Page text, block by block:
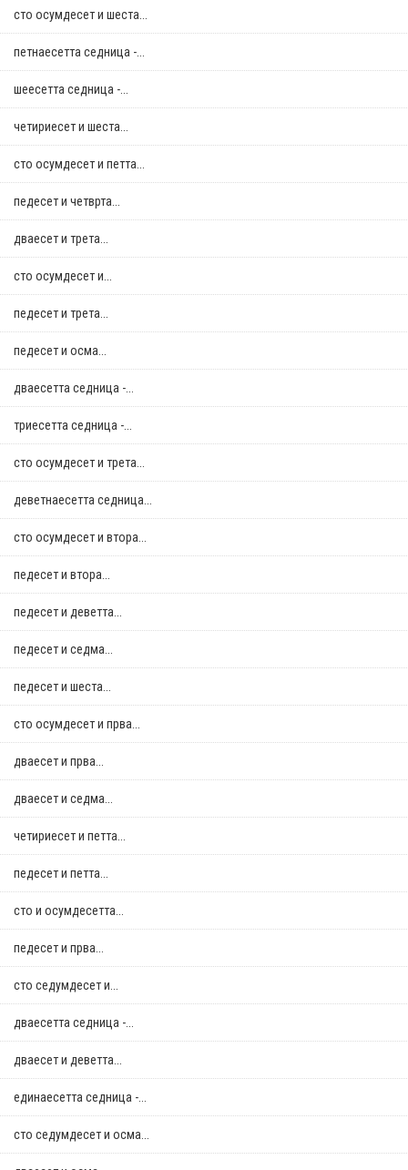
сто осумдесет и шеста...
петнаесетта седница -...
шеесетта седница -...
четириесет и шеста...
сто осумдесет и петта...
педесет и четврта...
дваесет и трета...
сто осумдесет и...
педесет и трета...
педесет и осма...
дваесетта седница -...
триесетта седница -...
сто осумдесет и трета...
деветнаесетта седница...
сто осумдесет и втора...
педесет и втора...
педесет и деветта...
педесет и седма...
педесет и шеста...
сто осумдесет и прва...
дваесет и прва...
дваесет и седма...
четириесет и петта...
педесет и петта...
сто и осумдесетта...
педесет и прва...
сто седумдесет и...
дваесетта седница -...
дваесет и деветта...
единаесетта седница -...
сто седумдесет и осма...